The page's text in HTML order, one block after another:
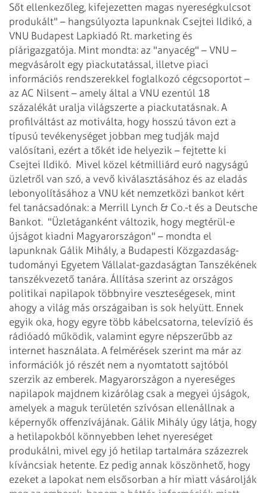
Sőt ellenkezőleg, kifejezetten magas nyereségkulcsot
produkált" – hangsúlyozta lapunknak Csejtei Ildikó, a
VNU Budapest Lapkiadó Rt. marketing és
píárigazgatója. Mint mondta: az "anyacég" – VNU –
megvásárolt egy piackutatással, illetve piaci
információs rendszerekkel foglalkozó cégcsoportot –
az AC Nilsent – amely által a VNU ezentúl 18
százalékát uralja világszerte a piackutatásnak. A
profilváltást az motiválta, hogy hosszú távon ezt a
típusú tevékenységet jobban meg tudják majd
valósítani, ezért a tőkét ide helyezik – fejtette ki
Csejtei Ildikó. Mivel közel kétmilliárd euró nagyságú
üzletről van szó, a vevő kiválasztásához és az eladás
lebonyolításához a VNU két nemzetközi bankot kért
fel tanácsadónak: a Merrill Lynch & Co.-t és a Deutsche
Bankot. "Üzletáganként változik, hogy megtérül-e
újságot kiadni Magyarországon" – mondta el
lapunknak Gálik Mihály, a Budapesti Közgazdaság-
tudományi Egyetem Vállalat-gazdaságtan Tanszékének
tanszékvezető tanára. Állítása szerint az országos
politikai napilapok többnyire veszteségesek, mint
ahogy a világ más országaiban is sok helyütt. Ennek
egyik oka, hogy egyre több kábelcsatorna, televízió és
rádióadó működik, valamint egyre népszerűbb az
internet használata. A felmérések szerint ma már az
információk jó részét nem a nyomtatott sajtóból
szerzik az emberek. Magyarországon a nyereséges
napilapok majdnem kizárólag csak a megyei újságok,
amelyek a maguk területén szívósan ellenállnak a
képernyők offenzívájának. Gálik Mihály úgy látja, hogy
a hetilapokból könnyebben lehet nyereséget
produkálni, mivel egy jó hetilap tartalmára százezrek
kíváncsiak hetente. Ez pedig annak köszönhető, hogy
ezeket a lapokat nem elsősorban a hír miatt vásárolják